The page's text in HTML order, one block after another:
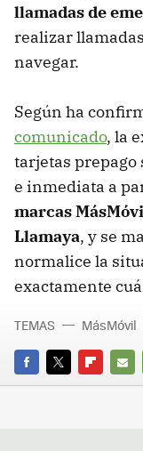
llamadas de
realizar
navegar.
Según ha
comunicado, la
tarjetas prepago
e inmediata a
marcas
Llamaya, y se
normalice la
exactamente
FACEBOOK
TWITTERFLIPBOARD
E-
TEMAS MásMóvil